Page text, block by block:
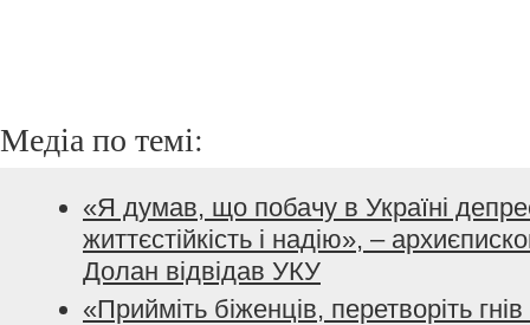
Медіа по темі:
«Я думав, що побачу в Україні
життєстійкість і надію», –
Долан відвідав УКУ
«Прийміть біженців, перетворіть